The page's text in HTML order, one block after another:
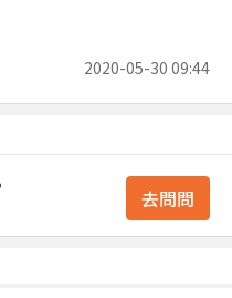
2020-05-30 09:44
去問問